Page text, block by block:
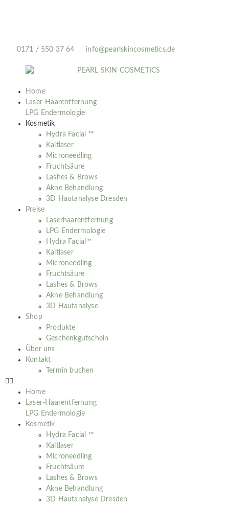
0171 / 550 37 64 info@pearlskincosmetics.de
Home
Laser-Haarentfernung
LPG Endermologie
Kosmetik
Hydra Facial ™
Kaltlaser
Microneedling
Fruchtsäure
Lashes & Brows
Akne Behandlung
3D Hautanalyse Dresden
Preise
Laserhaarentfernung
LPG Endermologie
Hydra Facial™
Kaltlaser
Microneedling
Fruchtsäure
Lashes & Brows
Akne Behandlung
3D Hautanalyse
Shop
Produkte
Geschenkgutschein
Über uns
Kontakt
Termin buchen
Home
Laser-Haarentfernung
LPG Endermologie
Kosmetik
Hydra Facial ™
Kaltlaser
Microneedling
Fruchtsäure
Lashes & Brows
Akne Behandlung
3D Hautanalyse Dresden